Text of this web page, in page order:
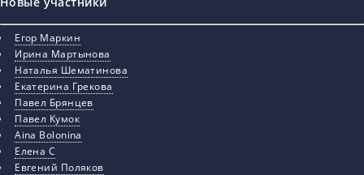
Егор Маркин
Ирина Мартынова
Наталья Шематинова
Екатерина Грекова
Павел Брянцев
Павел Кумок
Aina Bolonina
Елена С
Евгений Поляков